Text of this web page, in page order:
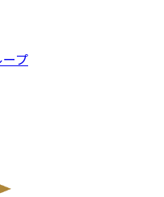
プ